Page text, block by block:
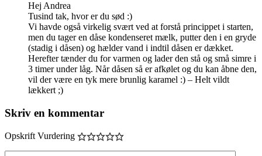
Hej Andrea
Tusind tak, hvor er du sød :)
Vi havde også virkelig svært ved at forstå princippet i starten,
men du tager en dåse kondenseret mælk, putter den i en gryde
(stadig i dåsen) og hælder vand i indtil dåsen er dækket.
Herefter tænder du for varmen og lader den stå og små simre i
3 timer under låg. Når dåsen så er afkølet og du kan åbne den,
vil der være en tyk mere brunlig karamel :) – Helt vildt
lækkert ;)
Skriv en kommentar
Opskrift Vurdering